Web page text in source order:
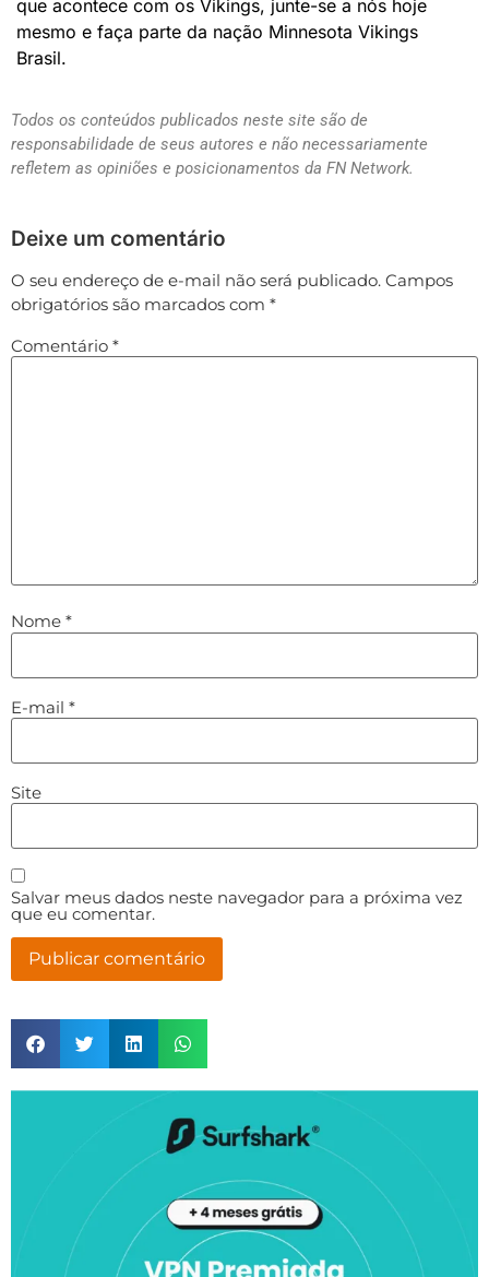
que acontece com os Vikings, junte-se a nós hoje
mesmo e faça parte da nação Minnesota Vikings
Brasil.
Todos os conteúdos publicados neste site são de
responsabilidade de seus autores e não necessariamente
refletem as opiniões e posicionamentos da FN Network.
Deixe um comentário
O seu endereço de e-mail não será publicado. Campos
obrigatórios são marcados com *
Comentário *
Nome *
E-mail *
Site
Salvar meus dados neste navegador para a próxima vez
que eu comentar.